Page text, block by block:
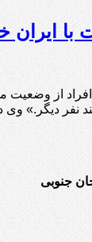
ایران
از وضعیت
نفر دیگر.»
جنوبی